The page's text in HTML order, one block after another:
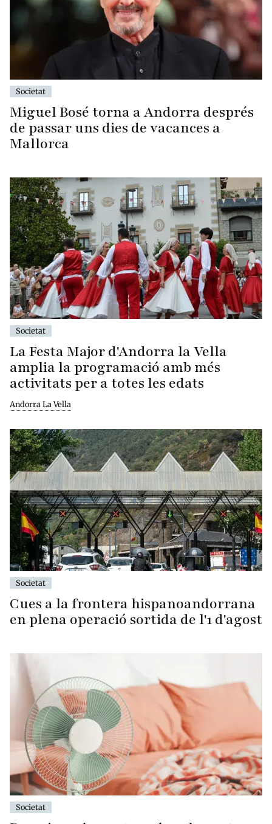
Societat
Miguel Bosé torna a Andorra després
de passar uns dies de vacances a
Mallorca
Societat
La Festa Major d'Andorra la Vella
amplia la programació amb més
activitats per a totes les edats
Andorra La Vella
Societat
Cues a la frontera hispanoandorrana
en plena operació sortida de l'1 d'agost
Societat